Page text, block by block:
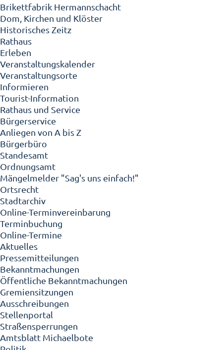
Brikettfabrik Hermannschacht
Dom, Kirchen und Klöster
Historisches Zeitz
Rathaus
Erleben
Veranstaltungskalender
Veranstaltungsorte
Informieren
Tourist-Information
Rathaus und Service
Bürgerservice
Anliegen von A bis Z
Bürgerbüro
Standesamt
Ordnungsamt
Mängelmelder "Sag's uns einfach!"
Ortsrecht
Stadtarchiv
Online-Terminvereinbarung
Terminbuchung
Online-Termine
Aktuelles
Pressemitteilungen
Bekanntmachungen
Öffentliche Bekanntmachungen
Gremiensitzungen
Ausschreibungen
Stellenportal
Straßensperrungen
Amtsblatt Michaelbote